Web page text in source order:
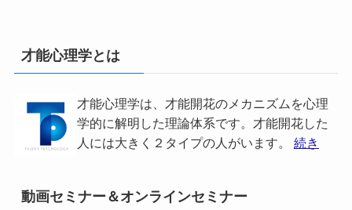
才能心理学とは
才能心理学は、才能開花のメカニズムを心理
学的に解明した理論体系です。才能開花した
人には大きく２タイプの人がいます。 続き
動画セミナー＆オンラインセミナー